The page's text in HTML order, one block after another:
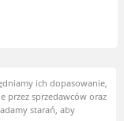
ich dopasowanie,
przez sprzedawców oraz
starań, aby